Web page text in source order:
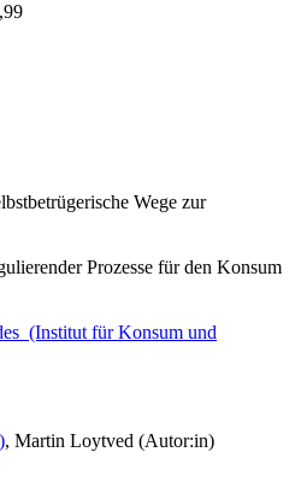
Wege zur
Prozesse für den Konsum
(Institut für Konsum und
, Martin Loytved (Autor:in)